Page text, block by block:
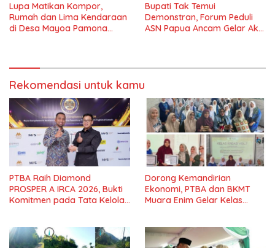
Lupa Matikan Kompor,
Rumah dan Lima Kendaraan
di Desa Mayoa Pamona
Bupati Tak Temui
Demonstran, Forum Peduli
ASN Papua Ancam Gelar Aksi
Rekomendasi untuk kamu
PTBA Raih Diamond
PROSPER A IRCA 2026, Bukti
Komitmen pada Tata Kelola
Dorong Kemandirian
Ekonomi, PTBA dan BKMT
Muara Enim Gelar Kelas